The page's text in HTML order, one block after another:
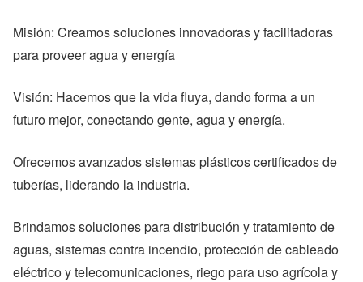
Misión: Creamos soluciones innovadoras y facilitadoras
para proveer agua y energía
Visión: Hacemos que la vida fluya, dando forma a un
futuro mejor, conectando gente, agua y energía.
Ofrecemos avanzados sistemas plásticos certificados de
tuberías, liderando la industria.
Brindamos soluciones para distribución y tratamiento de
aguas, sistemas contra incendio, protección de cableado
eléctrico y telecomunicaciones, riego para uso agrícola y